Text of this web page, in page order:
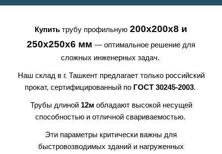
Купить трубу профильную 200х200х8 и
250х250х6 мм — оптимальное решение для
сложных инженерных задач.
Наш склад в г. Ташкент предлагает только российский
прокат, сертифицированный по ГОСТ 30245-2003.
Трубы длиной 12м обладают высокой несущей
способностью и отличной свариваемостью.
Эти параметры критически важны для
быстровозводимых зданий и нагруженных